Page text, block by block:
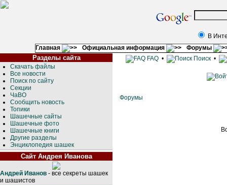
В
Главная
Официальная информация Форумы
Разделы сайта
Скачать файлы
Все новости
Поиск по сайту
Секции
ЧаВО
Сообщить новость
Топики
Шашечные сайты
Шашечные фото
Шашечные книги
Другие разделы
Энциклопедия шашек
Сайт Андрея Иванова
Андрей Иванов - все секреты шашек
и шашистов
FAQ• Поиск•
Форумы